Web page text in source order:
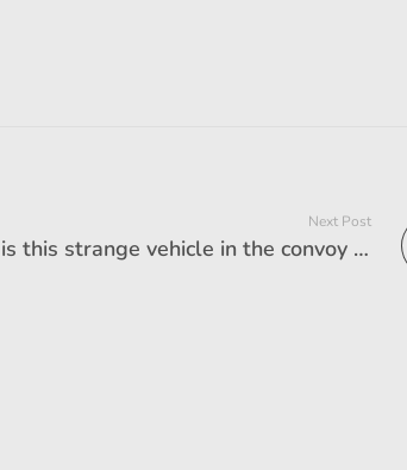
Next Post
Why is this strange vehicle in the convoy of leaders? 90% people do not know its function, you will be stunned to know